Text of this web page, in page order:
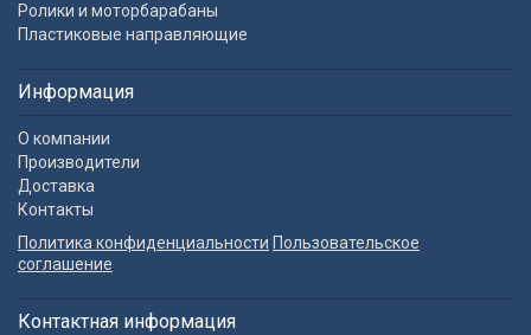
Ролики и моторбарабаны
Пластиковые направляющие
Информация
О компании
Производители
Доставка
Контакты
Политика конфиденциальности Пользовательское
соглашение
Контактная информация